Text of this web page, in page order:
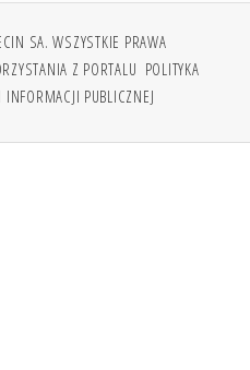
SA. WSZYSTKIE PRAWA
Z PORTALU POLITYKA
INFORMACJI PUBLICZNEJ